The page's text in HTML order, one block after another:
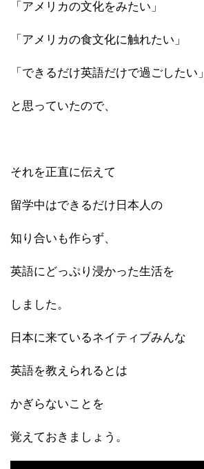
「アメリカの文化をみたい」
「アメリカの食文化に触れたい」
「できるだけ英語だけで過ごしたい」
と思っていたので、
それを正直に伝えて
留学中はできるだけ日本人の
知り合いも作らず、
英語にどっぷり浸かった生活を
しました。
日本に来ているネイティブみんな
英語を教えられるとは
かぎらないことを
覚えておきましょう。